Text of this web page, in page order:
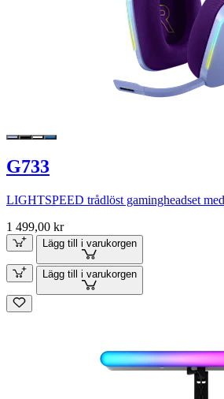
G733
LIGHTSPEED trådlöst gamingheadset
1 499,00 kr
Lägg till i varukorgen
Lägg till i varukorgen